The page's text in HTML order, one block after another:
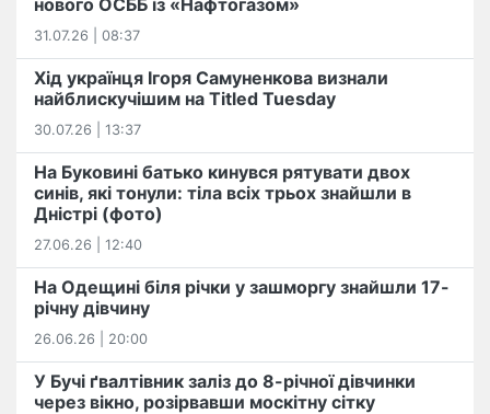
31.07.26 | 08:37
Хід українця Ігоря Самуненкова визнали
найблискучішим на Titled Tuesday
30.07.26 | 13:37
На Буковині батько кинувся рятувати двох
синів, які тонули: тіла всіх трьох знайшли в
Дністрі (фото)
27.06.26 | 12:40
На Одещині біля річки у зашморгу знайшли 17-
річну дівчину
26.06.26 | 20:00
У Бучі ґвалтівник заліз до 8-річної дівчинки
через вікно, розірвавши москітну сітку